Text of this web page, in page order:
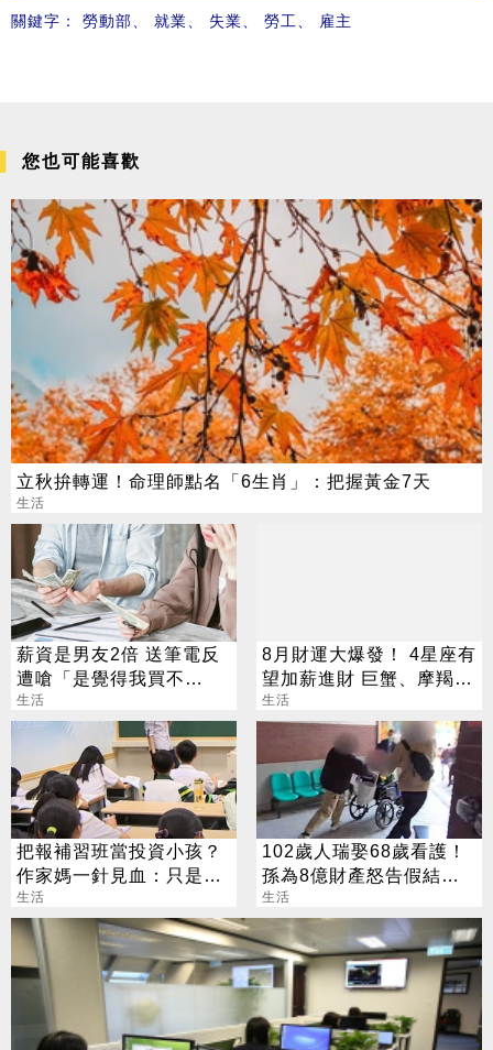
關鍵字： 勞動部、 就業、 失業、 勞工、 雇主
您也可能喜歡
立秋拚轉運！命理師點名「6生肖」：把握黃金7天
生活
薪資是男友2倍 送筆電反
遭嗆「是覺得我買不
起」？ 網齊勸快逃
生活
8月財運大爆發！ 4星座有
望加薪進財 巨蟹、摩羯最
有感
生活
把報補習班當投資小孩？
作家媽一針見血：只是圖
心安
生活
102歲人瑞娶68歲看護！
孫為8億財產怒告假結婚
結局出爐
生活